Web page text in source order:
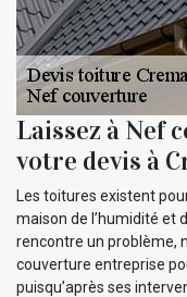
Laissez à Nef
votre devis à
Les toitures existent
maison de l’humidité et
rencontre un problème,
couverture entreprise
puisqu’après ses